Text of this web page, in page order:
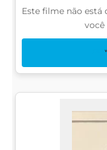
Este filme não está
você